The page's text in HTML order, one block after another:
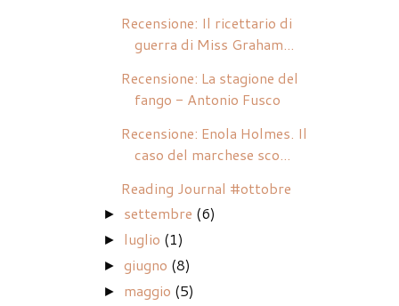
Recensione: Il ricettario di
guerra di Miss Graham...
Recensione: La stagione del
fango - Antonio Fusco
Recensione: Enola Holmes. Il
caso del marchese sco...
Reading Journal #ottobre
► settembre (6)
► luglio (1)
►giugno (8)
► maggio (5)